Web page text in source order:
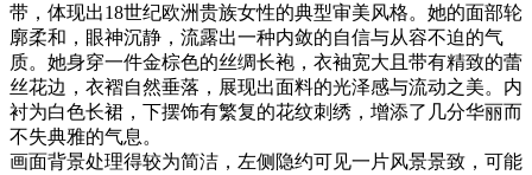
带，体现出18世纪欧洲贵族女性的典型审美风格。她的面部轮
廓柔和，眼神沉静，流露出一种内敛的自信与从容不迫的气
质。她身穿一件金棕色的丝绸长袍，衣袖宽大且带有精致的蕾
丝花边，衣褶自然垂落，展现出面料的光泽感与流动之美。内
衬为白色长裙，下摆饰有繁复的花纹刺绣，增添了几分华丽而
不失典雅的气息。
画面背景处理得较为简洁，左侧隐约可见一片风景景致，可能